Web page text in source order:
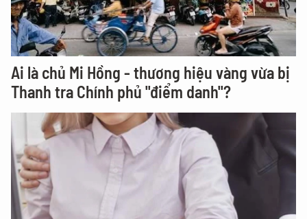
Ai là chủ Mi Hồng - thương hiệu vàng vừa bị
Thanh tra Chính phủ "điểm danh"?